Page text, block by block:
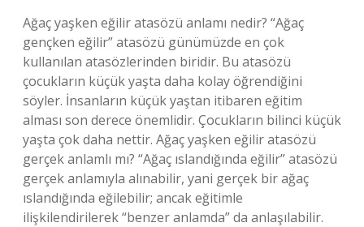
Ağaç yaşken eğilir atasözü anlamı nedir? “Ağaç
gençken eğilir” atasözü günümüzde en çok
kullanılan atasözlerinden biridir. Bu atasözü
çocukların küçük yaşta daha kolay öğrendiğini
söyler. İnsanların küçük yaştan itibaren eğitim
alması son derece önemlidir. Çocukların bilinci küçük
yaşta çok daha nettir. Ağaç yaşken eğilir atasözü
gerçek anlamlı mı? “Ağaç ıslandığında eğilir” atasözü
gerçek anlamıyla alınabilir, yani gerçek bir ağaç
ıslandığında eğilebilir; ancak eğitimle
ilişkilendirilerek “benzer anlamda” da anlaşılabilir.